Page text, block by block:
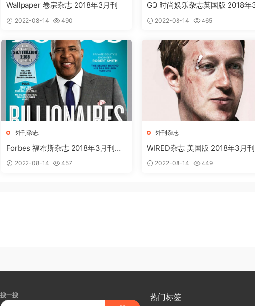
Wallpaper 卷宗杂志 2018年3月刊
2022-08-14 490
GQ 时尚娱乐杂志英国版 2018年
2022-08-14 465
外刊杂志
Forbes 福布斯杂志 2018年3月刊下
2022-08-14 457
外刊杂志
WIRED杂志 美国版 2018年3月
2022-08-14 449
搜一搜 热门标签